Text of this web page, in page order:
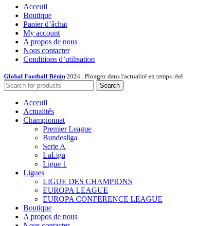
Acceuil
Boutique
Panier d’âchat
My account
A propos de nous
Nous contacter
Conditions d’utilisation
Global Football Bénin 2024 . Plongez dans l'actualité en temps réel
Search
Acceuil
Actualités
Championnat
Premier League
Bundesliga
Serie A
LaLiga
Ligue 1
Ligues
LIGUE DES CHAMPIONS
EUROPA LEAGUE
EUROPA CONFERENCE LEAGUE
Boutique
A propos de nous